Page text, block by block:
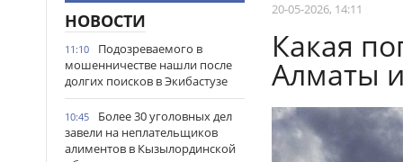
НОВОСТИ
11:10
Подозреваемого в
мошенничестве нашли после
долгих поисков в Экибастузе
10:45
Более 30 уголовных дел
завели на неплательщиков
алиментов в Кызылординской
20-05-2026, 14:11
Какая
Алматы